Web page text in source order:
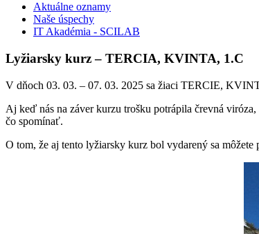
Aktuálne oznamy
Naše úspechy
IT Akadémia - SCILAB
Lyžiarsky kurz – TERCIA, KVINTA, 1.C
V dňoch 03. 03. – 07. 03. 2025 sa žiaci TERCIE,
Aj keď nás na záver kurzu trošku potrápila črevná
čo spomínať.
O tom, že aj tento lyžiarsky kurz bol vydarený sa